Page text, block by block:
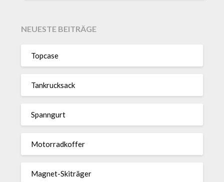
NEUESTE BEITRÄGE
Topcase
Tan­kruck­sack
Spann­gurt
Motor­rad­koffer
Magnet-Ski­träger